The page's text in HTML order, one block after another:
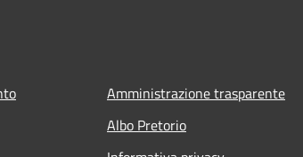
Amministrazione trasparente
Albo Pretorio